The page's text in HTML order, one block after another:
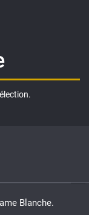
Blanche.